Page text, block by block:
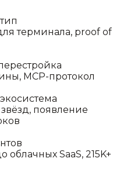
терминала, proof of
MCP-протокол
появление
облачных SaaS, 215K+